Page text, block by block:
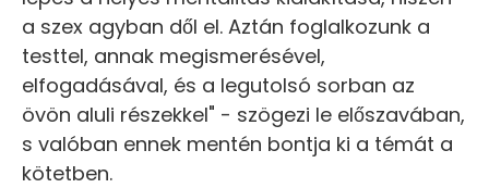
a szex agyban dől el. Aztán foglalkozunk a
testtel, annak megismerésével,
elfogadásával, és a legutolsó sorban az
övön aluli részekkel" - szögezi le előszavában,
s valóban ennek mentén bontja ki a témát a
kötetben.